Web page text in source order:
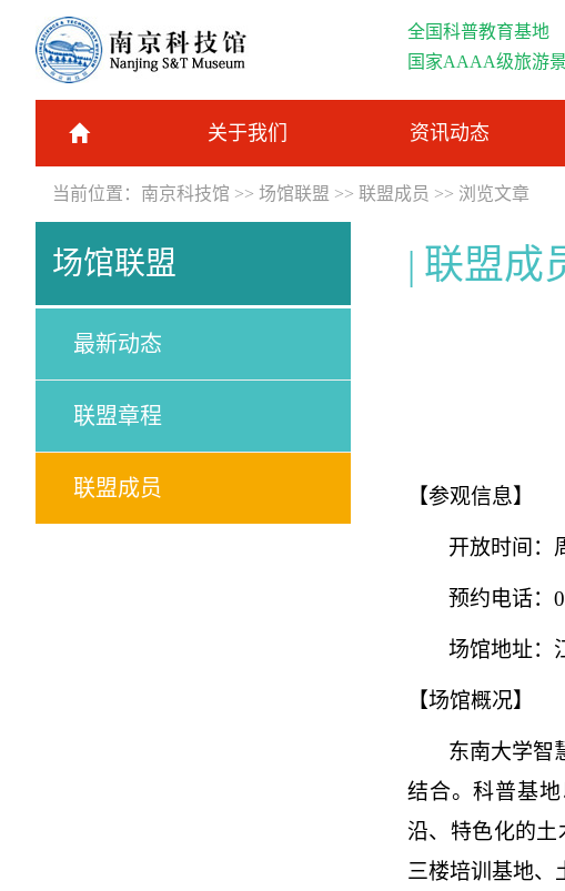
全国科普教育基地
国家AAAA级旅游
关于我们 资讯动态
当前位置： 南京科技馆 >> 场馆联盟 >> 联盟成员 >> 浏览文章
场馆联盟
最新动态
联盟章程
联盟成员
联盟成
【参观信息】
开放时间：
预约电话：
场馆地址：
【场馆概况】
东南大学智
结合。科普基
沿、特色化的
三楼培训基地、